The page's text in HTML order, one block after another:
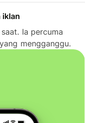
iklan
Ia percuma
mengganggu.